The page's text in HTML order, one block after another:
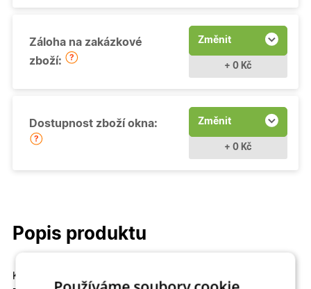
Záloha na zakázkové
zboží:
Změnit
+ 0 Kč
Dostupnost zboží okna: Změnit
+ 0 Kč
Popis produktu
Kvalitní a cenově dostupné